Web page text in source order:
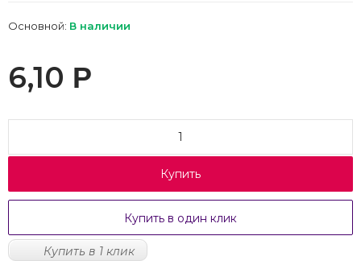
Основной: В наличии
6,10 Р
Купить
Купить в один клик
Купить в 1 клик